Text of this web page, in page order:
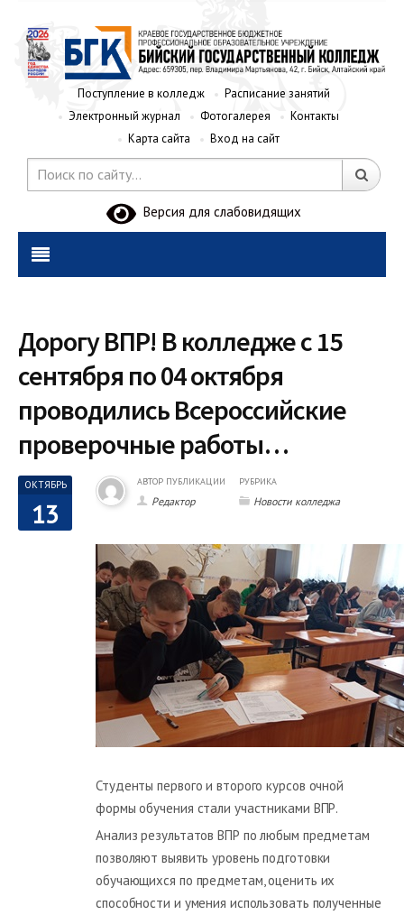
Поступление в колледж
Расписание занятий
Электронный журнал
Фотогалерея
Контакты
Карта сайта
Вход на сайт
Версия для слабовидящих
Дорогу ВПР! В колледже с 15
сентября по 04 октября
проводились Всероссийские
проверочные работы…
ОКТЯБРЬ
13
АВТОР ПУБЛИКАЦИИ
Редактор
РУБРИКА
Новости колледжа
Студенты первого и второго курсов очной
формы обучения стали участниками ВПР.
Анализ результатов ВПР по любым предметам
позволяют выявить уровень подготовки
обучающихся по предметам, оценить их
способности и умения использовать полученные